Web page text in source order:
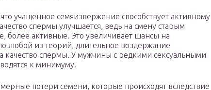
учащенное семяизвержение способствует активному
спермы улучшается, ведь на смену старым
более активные. Это увеличивает шансы на
любой из теорий, длительное воздержание
качество спермы. У мужчины с редкими сексуальными
к минимуму.
потери семени, которые происходят вследствие